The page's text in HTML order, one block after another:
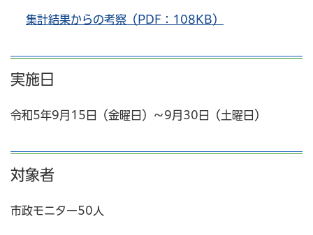
集計結果からの考察（PDF：108KB）
実施日
令和5年9月15日（金曜日）～9月30日（土曜日）
対象者
市政モニター50人